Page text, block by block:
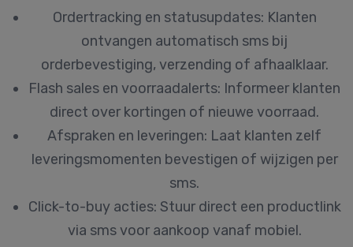
Ordertracking en statusupdates: Klanten
ontvangen automatisch sms bij
orderbevestiging, verzending of afhaalklaar.
Flash sales en voorraadalerts: Informeer klanten
direct over kortingen of nieuwe voorraad.
Afspraken en leveringen: Laat klanten zelf
leveringsmomenten bevestigen of wijzigen per
sms.
Click-to-buy acties: Stuur direct een productlink
via sms voor aankoop vanaf mobiel.